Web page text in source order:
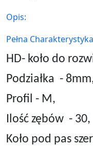
Opis:
Pełna
HD- koło do
Podziałka -
Profil - M,
Ilość zębów - 30,
Koło pod pas